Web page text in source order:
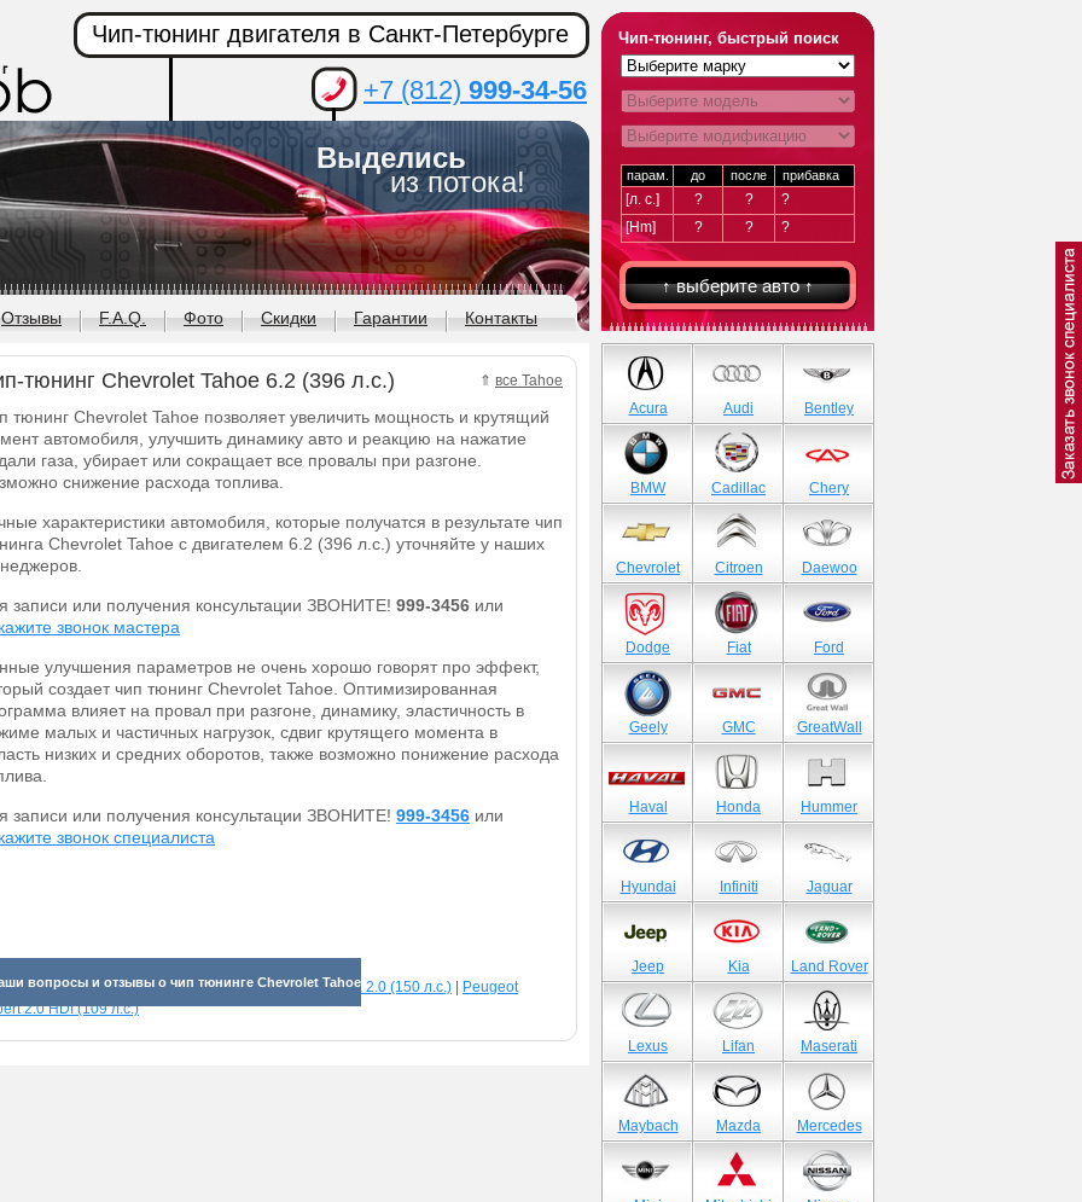
Выделись
из потока!
Чип-тюнинг, быстрый поиск
парам. до после прибавка
[л. с.] ? ?
?
[Hm]
? ? ?
↑ выберите авто ↑
Чип-тюнинг двигателя в Санкт-Петербурге
+7 (812) 999-34-56
Отзывы F.A.Q. Фото Скидки Гарантии Контакты
⇑ все Tahoe
тюнинг Chevrolet Tahoe 6.2 (396 л.с.)
тюнинг Chevrolet Tahoe позволяет увеличить мощность и крутящий
автомобиля, улучшить динамику авто и реакцию на нажатие
газа, убирает или сокращает все провалы при разгоне.
снижение расхода топлива.
характеристики автомобиля, которые получатся в результате чип
Chevrolet Tahoe с двигателем 6.2 (396 л.с.) уточняйте у наших
записи или получения консультации ЗВОНИТЕ! 999-3456 или
звонок мастера
улучшения параметров не очень хорошо говорят про эффект,
создает чип тюнинг Chevrolet Tahoe. Оптимизированная
влияет на провал при разгоне, динамику, эластичность в
малых и частичных нагрузок, сдвиг крутящего момента в
низких и средних оборотов, также возможно понижение расхода
записи или получения консультации ЗВОНИТЕ! 999-3456 или
звонок специалиста
вопросы и отзывы о чип тюнинге Chevrolet Tahoe
прибавки для разных машин: Hyundai Sonata 2.0 (150 л.с.)
Peugeot
2.0 HDI (109 л.с.)
Acura Audi Bentley
BMW Cadillac Chery
Chevrolet Citroen Daewoo
Dodge Fiat Ford
Geely GMC GreatWall
Haval Honda Hummer
Hyundai Infiniti Jaguar
Jeep Kia Land Rover
Lexus Lifan Maserati
Maybach Mazda Mercedes